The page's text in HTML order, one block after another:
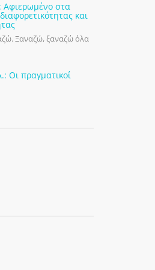
Αφιερωμένο στα
και
Ξαναζώ, ξαναζώ όλα
Οι πραγματικοί